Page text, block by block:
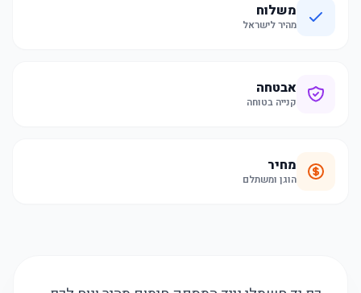
משלוח
מהיר לישראל
אבטחה
קנייה בטוחה
מחיר
הוגן ומשתלם